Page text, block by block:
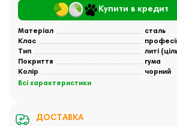
Купити в кредит
Матеріал
сталь
Клас
Тип
литі
Покриття
гума
Колір
чорний
Всі характеристики
ДОСТАВКА